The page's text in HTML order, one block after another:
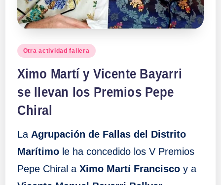
Publicado
Otra actividad fallera
Ximo Martí y Vicente Bayarri
se llevan los Premios Pepe
Chiral
La Agrupación de Fallas del Distrito
Marítimole ha concedido los V Premios
Pepe Chiral a Ximo Martí Franciscoy a